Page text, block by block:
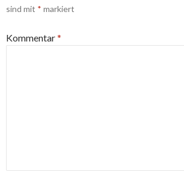
sind mit * markiert
Kommentar*